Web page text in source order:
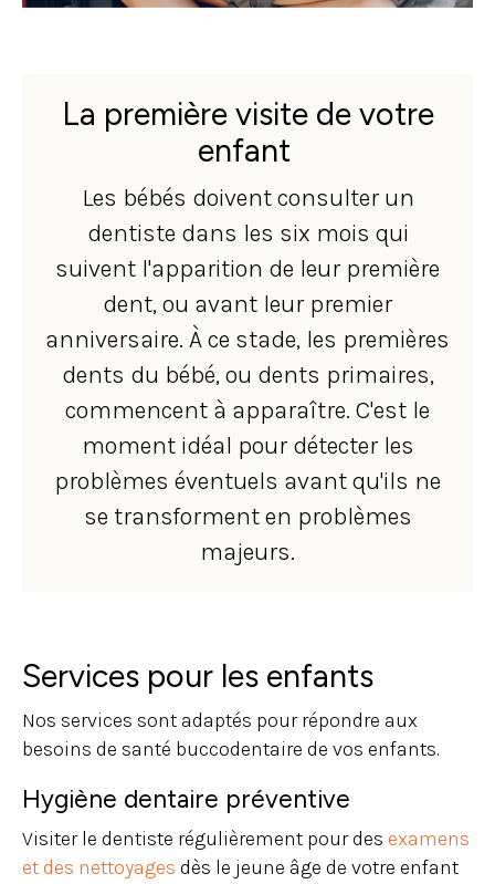
La première visite de votre
enfant
Les bébés doivent consulter un
dentiste dans les six mois qui
suivent l'apparition de leur première
dent, ou avant leur premier
anniversaire. À ce stade, les premières
dents du bébé, ou dents primaires,
commencent à apparaître. C'est le
moment idéal pour détecter les
problèmes éventuels avant qu'ils ne
se transforment en problèmes
majeurs.
Services pour les enfants
Nos services sont adaptés pour répondre aux
besoins de santé buccodentaire de vos enfants.
Hygiène dentaire préventive
Visiter le dentiste régulièrement pour des examens
et des nettoyages dès le jeune âge de votre enfant